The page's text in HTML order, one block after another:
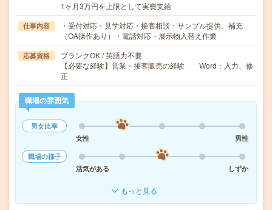
1ヶ月3万円を上限として実費支給
仕事内容
・受付対応・見学対応・接客相談・サンプル提供、補充
（OA操作あり）・電話対応・展示物入替え作業
応募資格
ブランクOK / 英語力不要
【必要な経験】営業・接客販売の経験 Word：入力、修
正
職場の雰囲気
男女比率
女性
男性
職場の様子
活気がある
しずか
もっと見る